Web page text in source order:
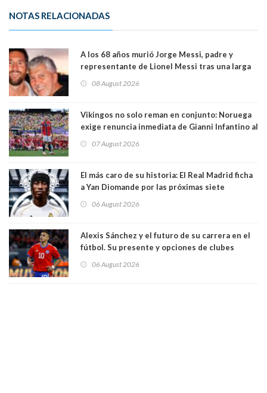
NOTAS RELACIONADAS
A los 68 años murió Jorge Messi, padre y
representante de Lionel Messi tras una larga
08 August 2026
Vikingos no solo reman en conjunto: Noruega
exige renuncia inmediata de Gianni Infantino al
07 August 2026
El más caro de su historia: El Real Madrid ficha
a Yan Diomande por las próximas siete
06 August 2026
Alexis Sánchez y el futuro de su carrera en el
fútbol. Su presente y opciones de clubes
06 August 2026